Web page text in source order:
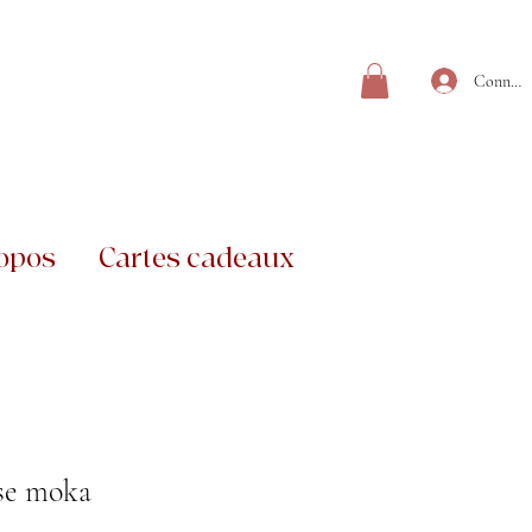
Cartes cadeaux
moka